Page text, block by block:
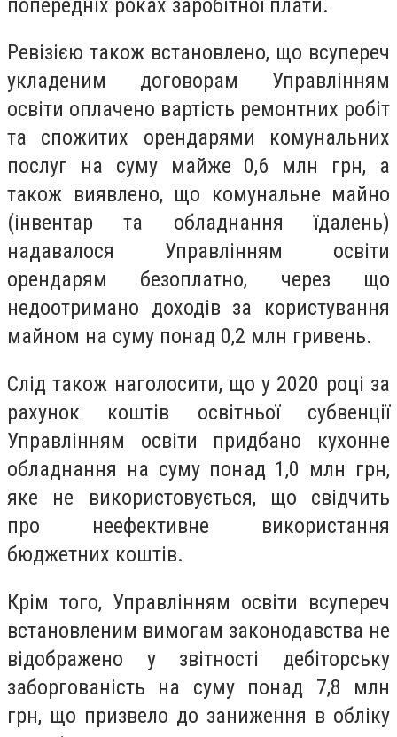
попередніх роках заробітної плати.
Ревізією також встановлено, що всупереч
укладеним договорам Управлінням
освіти оплачено вартість ремонтних робіт
та спожитих орендарями комунальних
послуг на суму майже 0,6 млн грн, а
також виявлено, що комунальне майно
(інвентар та обладнання їдалень)
надавалося Управлінням освіти
орендарям безоплатно, через що
недоотримано доходів за користування
майном на суму понад 0,2 млн гривень.
Слід також наголосити, що у 2020 році за
рахунок коштів освітньої субвенції
Управлінням освіти придбано кухонне
обладнання на суму понад 1,0 млн грн,
яке не використовується, що свідчить
про неефективне використання
бюджетних коштів.
Крім того, Управлінням освіти всупереч
встановленим вимогам законодавства не
відображено у звітності дебіторську
заборгованість на суму понад 7,8 млн
грн, що призвело до заниження в обліку